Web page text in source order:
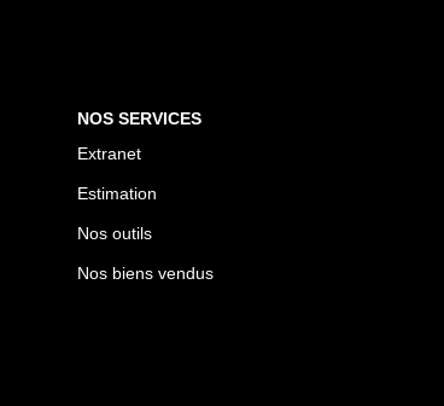
NOS SERVICES
Extranet
Estimation
Nos outils
Nos biens vendus